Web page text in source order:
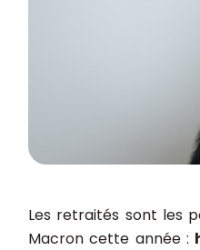
Les retraités sont les
Macron cette année :